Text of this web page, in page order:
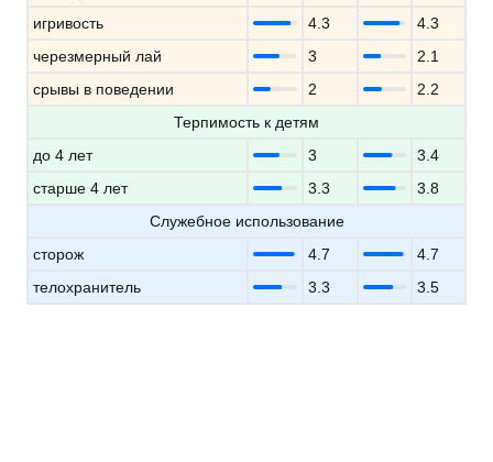
игривость
4.3
4.3
черезмерный лай
3
2.1
срывы в поведении
2
2.2
Терпимость к детям
до 4 лет
3
3.4
старше 4 лет
3.3
3.8
Служебное использование
сторож
4.7
4.7
телохранитель
3.3 3.5